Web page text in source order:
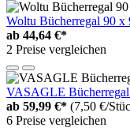
Woltu Bücherregal 90 x
ab 44,64 €*
2 Preise vergleichen
VASAGLE
ab 59,99 €* (7,50 €/
6 Preise vergleichen